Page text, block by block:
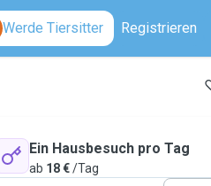
Werde Tiersitter Registrieren
Ein Hausbesuch pro Tag
ab 18 €/Tag